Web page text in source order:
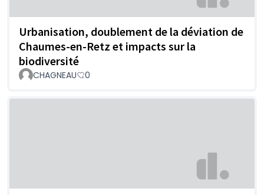
Urbanisation, doublement de la déviation de
Chaumes-en-Retz et impacts sur la
biodiversité
CHAGNEAU 0